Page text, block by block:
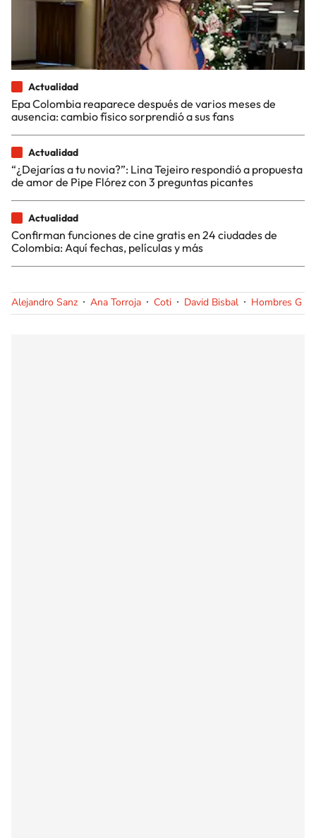
Actualidad
Epa Colombia reaparece después de varios meses de
ausencia: cambio físico sorprendió a sus fans
Actualidad
“¿Dejarías a tu novia?”: Lina Tejeiro respondió a propuesta
de amor de Pipe Flórez con 3 preguntas picantes
Actualidad
Confirman funciones de cine gratis en 24 ciudades de
Colombia: Aquí fechas, películas y más
Alejandro Sanz Ana Torroja Coti David Bisbal Hombres G